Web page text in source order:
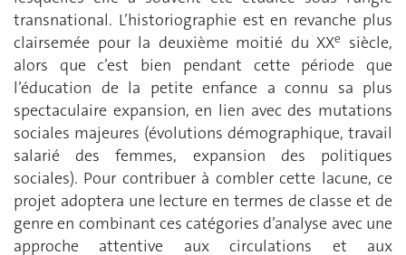
transnational. L’historiographie est en revanche plus
clairsemée pour la deuxième moitié du XXe
siècle,
alors que c’est bien pendant cette période que
l’éducation de la petite enfance a connu sa plus
spectaculaire expansion, en lien avec des mutations
sociales majeures (évolutions démographique, travail
salarié des femmes, expansion des politiques
sociales). Pour contribuer à combler cette lacune, ce
projet adoptera une lecture en termes de classe et de
genre en combinant ces catégories d’analyse avec une
approche attentive aux circulations et aux